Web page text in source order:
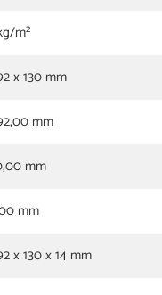
m²
x 130 mm
mm
mm
mm
x 130 x 14 mm